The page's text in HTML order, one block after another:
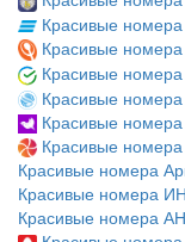
Красивые
Красивые
Красивые
Красивые
Красивые
Красивые
Красивые номера
Красивые номера
Красивые номера